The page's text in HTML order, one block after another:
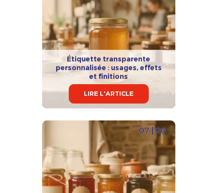
Étiquette transparente
personnalisée : usages, effets
et finitions
LIRE L'ARTICLE
07 | 26